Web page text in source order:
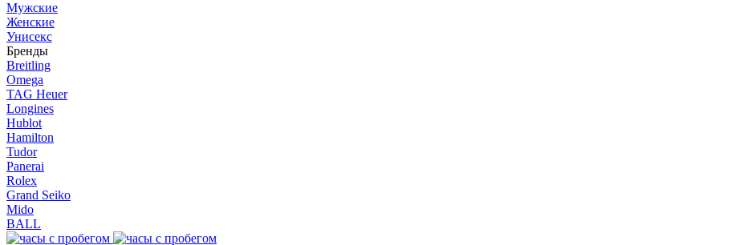
Мужские
Женские
Унисекс
Бренды
Breitling
Omega
TAG Heuer
Longines
Hublot
Hamilton
Tudor
Panerai
Rolex
Grand Seiko
Mido
BALL